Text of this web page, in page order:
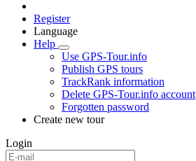
Register
Language
Help
Use GPS-Tour.info
Publish GPS tours
TrackRank information
Delete GPS-Tour.info account
Forgotten password
Create new tour
Login